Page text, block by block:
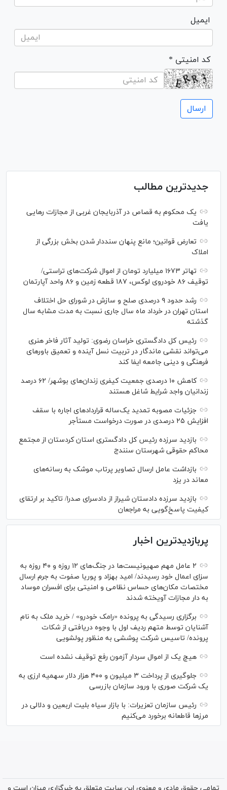
ایمیل
* کد امنیتی
جدیدترین مطالب
یک محکوم به قصاص در آذربایجان‌ غربی از مجازات رهایی
یافت
تعارض قوانین؛ مانع پنهان سنددار شدن بخش بزرگی از
املاک
تهاتر ۱۶۷۳ میلیارد تومان از اموال شرکت‌های تراستی/
توقیف ۸۶ خودروی لوکس، ۱۸۷ قطعه زمین و ۸۶ واحد آپارتمان
رشد حدود ۹ درصدی صلح و سازش در شورای حل اختلاف
استان تهران در خرداد ماه سال جاری نسبت به مدت مشابه سال
گذشته
رئیس کل دادگستری خراسان رضوی: تولید آثار فاخر هنری
می‌تواند نقشی ماندگار در تربیت نسل آینده و تعمیق باور‌های
فرهنگی و دینی جامعه ایفا کند
کاهش ۱۰ درصدی جمعیت کیفری زندان‌های بوشهر/ ۶۲ درصد
زندانیان واجد شرایط شاغل هستند
جزئیات مصوبه تمدید یک‌ساله قرارداد‌های اجاره با سقف
افزایش ۲۵ درصدی در صورت درخواست مستأجر
بازدید سرزده رئیس کل دادگستری استان کردستان از مجتمع
محاکم حقوقی شهرستان سنندج
بازداشت عامل ارسال تصاویر پرتاب موشک به رسانه‌های
معاند در یزد
بازدید سرزده دادستان شیراز از دادسرای صدرا/ تاکید بر ارتقای
کیفیت پاسخ‌گویی به مراجعان
پربازدیدترین اخبار
۲ عامل مهم صهیونیست‌ها در جنگ‌های ۱۲ روزه و ۴۰ روزه به
سزای اعمال خود رسیدند/ امید بهزاد و پوریا صفوت به جرم ارسال
مختصات مکان‌های حساس نظامی و امنیتی برای افسران موساد
به دار مجازات آویخته شدند
برگزاری رسیدگی به پرونده «رامک خودرو» / خرید ملک به نام
آشنایان توسط متهم ردیف اول با وجوه دریافتی از شکات
پرونده/ تاسیس شرکت پوششی به منظور پولشویی
هیچ یک از اموال سردار آزمون رفع توقیف نشده است
جلوگیری از پرداخت ۳ میلیون و ۴۰۰ هزار دلار سهمیه ارزی به
یک شرکت صوری با ورود سازمان بازرسی
رئیس سازمان تعزیرات: با بازار سیاه بلیت اربعین و دلالی در
مرز‌ها قاطعانه برخورد می‌کنیم